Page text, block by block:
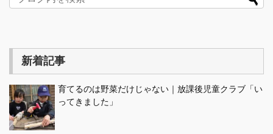
新着記事
育てるのは野菜だけじゃない｜放課後児童クラブ「い
ってきました」